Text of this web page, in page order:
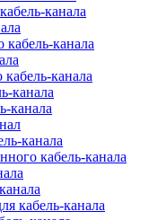
канала
канала
канала
канала
канала
канала
кабель-канала
кабель-канала